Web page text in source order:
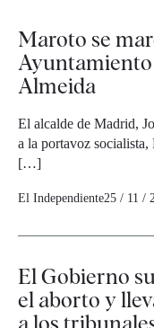
Maroto se
Ayuntamiento
Almeida
El alcalde de Madrid,
a la portavoz
[…]
El Independiente25 / 11 /
El Gobierno
el aborto y